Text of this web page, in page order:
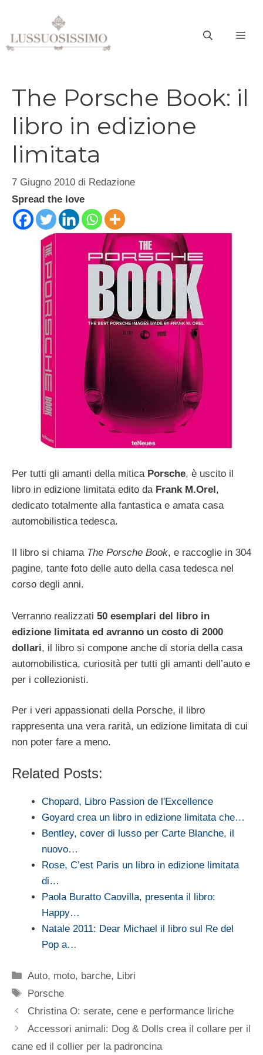
contenuto
The Porsche Book: il
libro in edizione
limitata
7 Giugno 2010 di Redazione
Spread the love
Per tutti gli amanti della mitica Porsche, è uscito il
libro in edizione limitata edito da Frank M.Orel ,
dedicato totalmente alla fantastica e amata casa
automobilistica tedesca.
Il libro si chiama The Porsche Book, e raccoglie in 304
pagine, tante foto delle auto della casa tedesca nel
corso degli anni.
Verranno realizzati 50 esemplari del libro in
edizione limitata ed avranno un costo di 2000
dollari, il libro si compone anche di storia della casa
automobilistica, curiosità per tutti gli amanti dell’auto e
per i collezionisti.
Per i veri appassionati della Porsche, il libro
rappresenta una vera rarità, un edizione limitata di cui
non poter fare a meno.
Related Posts:
Chopard, Libro Passion de l'Excellence
Goyard crea un libro in edizione limitata che…
Bentley, cover di lusso per Carte Blanche, il
nuovo…
Rose, C’est Paris un libro in edizione limitata
di…
Paola Buratto Caovilla, presenta il libro:
Happy…
Natale 2011: Dear Michael il libro sul Re del
Pop a…
Categorie
Auto, moto, barche, Libri
Tag
Porsche
Christina O: serate, cene e performance liriche
Accessori animali: Dog & Dolls crea il collare per il
cane ed il collier per la padroncina